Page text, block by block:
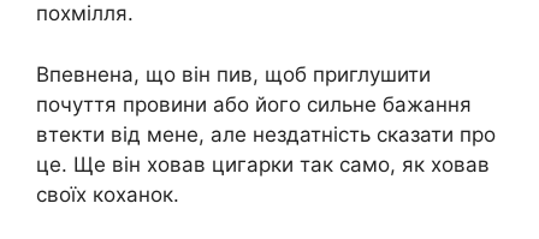
похмілля.
Впевнена, що він пив, щоб приглушити
почуття провини або його сильне бажання
втекти від мене, але нездатність сказати про
це. Ще він ховав цигарки так само, як ховав
своїх коханок.